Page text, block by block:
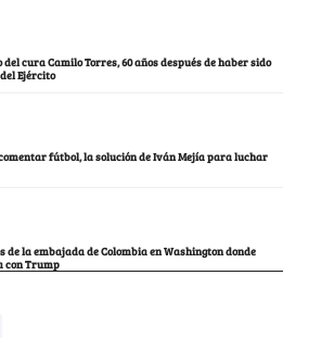
cura Camilo Torres, 60 años después de haber sido
Ejército
fútbol, la solución de Iván Mejía para luchar
de la embajada de Colombia en Washington donde
con Trump